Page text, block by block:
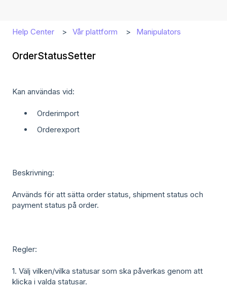
Help Center Vår plattform Manipulators
OrderStatusSetter
Kan användas vid:
Orderimport
Orderexport
Beskrivning:
Används för att sätta order status, shipment status och
payment status på order.
Regler:
1. Välj vilken/vilka statusar som ska påverkas genom att
klicka i valda statusar.